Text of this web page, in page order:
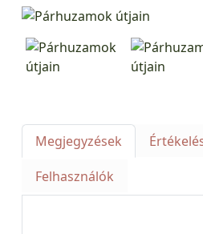
Megjegyzések
Felhasználók